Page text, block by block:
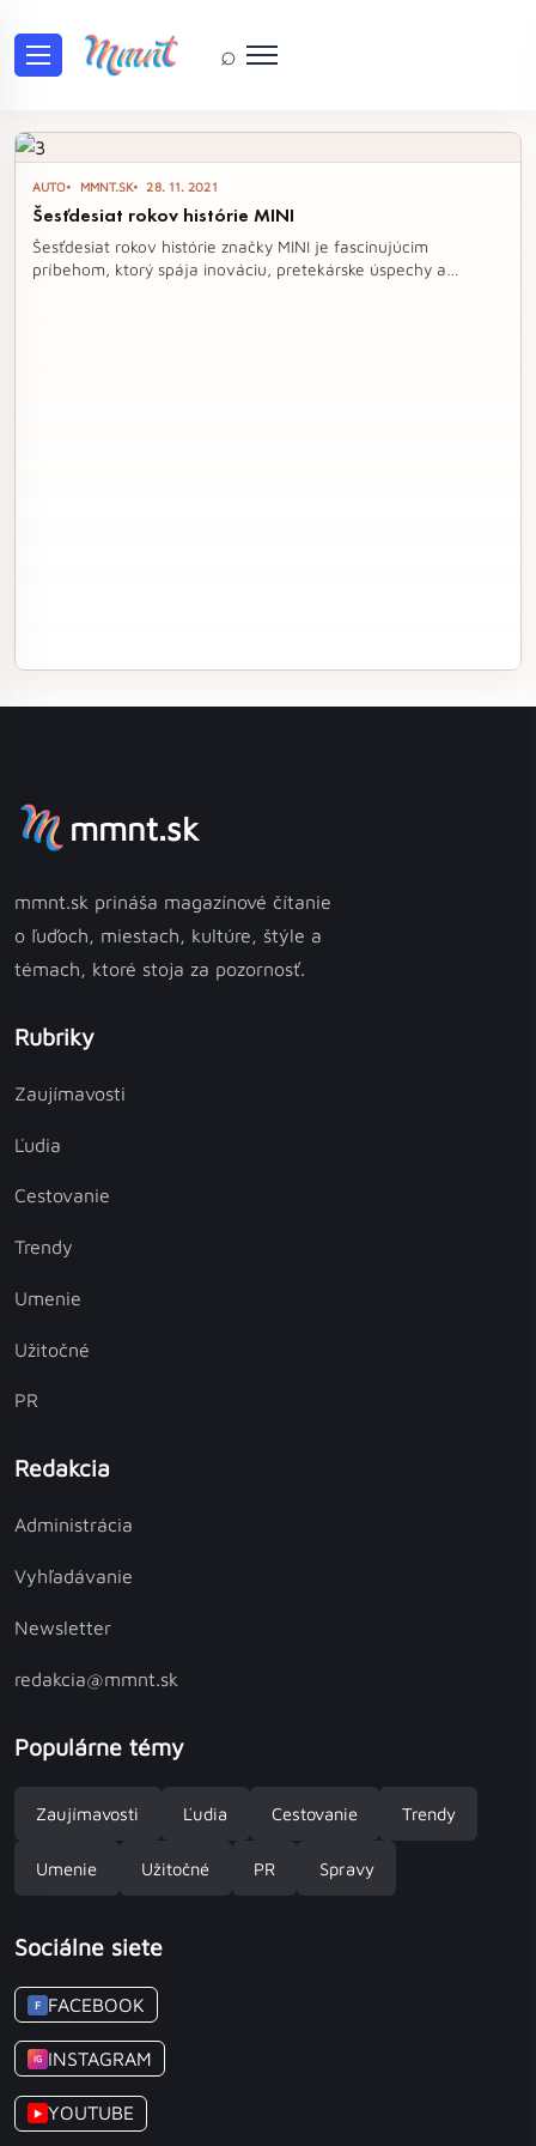
⌕
Tag: MINI
AUTO MMNT.SK 28. 11. 2021
Šesťdesiat rokov histórie MINI
Šesťdesiat rokov histórie značky MINI je fascinujúcim
príbehom, ktorý spája inováciu, pretekárske úspechy a
mmnt.sk
mmnt.sk prináša magazínové čítanie
o ľuďoch, miestach, kultúre, štýle a
témach, ktoré stoja za pozornosť.
Rubriky
Zaujímavosti
Ľudia
Cestovanie
Trendy
Umenie
Užitočné
PR
Redakcia
Administrácia
Vyhľadávanie
Newsletter
redakcia@mmnt.sk
Populárne témy
Zaujímavosti Ľudia Cestovanie Trendy
Umenie Užitočné PR Spravy
Sociálne siete
F FACEBOOK
IG INSTAGRAM
▶ YOUTUBE